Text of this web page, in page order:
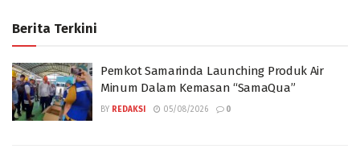
Berita Terkini
Pemkot Samarinda Launching Produk Air
Minum Dalam Kemasan “SamaQua”
BY REDAKSI 05/08/2026 0